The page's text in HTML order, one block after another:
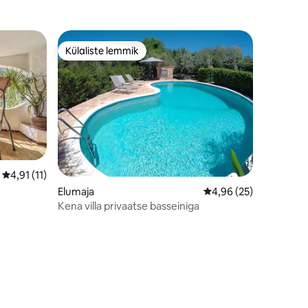
Keskmine hinnang 4,91/5, 11 hinnangut
4,91 (11)
Külaliste lemmik
Külaliste lemmik
Elumaja Keskmine hinnang
4,96 (25)
Kena villa privaatse basseiniga